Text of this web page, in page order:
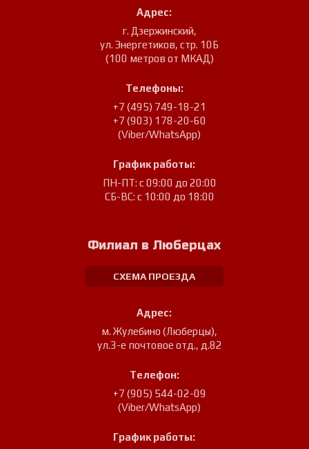
Адрес:
г. Дзержинский,
ул. Энергетиков, стр. 10Б
(100 метров от МКАД)
Телефоны:
+7 (495) 749-18-21
+7 (903) 178-20-60
(Viber/WhatsApp)
График работы:
ПН-ПТ: с 09:00 до 20:00
СБ-ВС: с 10:00 до 18:00
Филиал в Люберцах
СХЕМА ПРОЕЗДА
Адрес:
м. Жулебино (Люберцы),
ул.3-е почтовое отд., д.82
Телефон:
+7 (905) 544-02-09
(Viber/WhatsApp)
График работы: